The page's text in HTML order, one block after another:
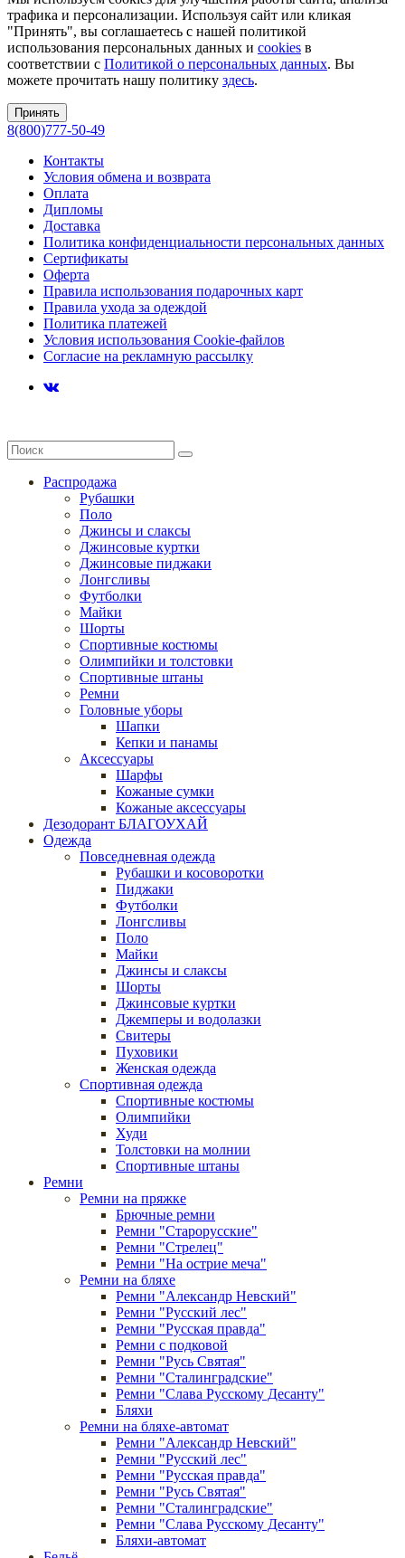
трафика и персонализации. Используя сайт или кликая
"Принять", вы соглашаетесь с нашей политикой
использования персональных данных и cookies в
соответствии с Политикой о персональных данных. Вы
можете прочитать нашу политику здесь.
Принять
8(800)777-50-49
Контакты
Условия обмена и возврата
Оплата
Дипломы
Доставка
Политика конфиденциальности персональных данных
Сертификаты
Оферта
Правила использования подарочных карт
Правила ухода за одеждой
Политика платежей
Условия использования Cookie-файлов
Согласие на рекламную рассылку
Распродажа
Рубашки
Поло
Джинсы и слаксы
Джинсовые куртки
Джинсовые пиджаки
Лонгсливы
Футболки
Майки
Шорты
Спортивные костюмы
Олимпийки и толстовки
Спортивные штаны
Ремни
Головные уборы
Шапки
Кепки и панамы
Аксессуары
Шарфы
Кожаные сумки
Кожаные аксессуары
Дезодорант БЛАГОУХАЙ
Одежда
Повседневная одежда
Рубашки и косоворотки
Пиджаки
Футболки
Лонгсливы
Поло
Майки
Джинсы и слаксы
Шорты
Джинсовые куртки
Джемперы и водолазки
Свитеры
Пуховики
Женская одежда
Спортивная одежда
Спортивные костюмы
Олимпийки
Худи
Толстовки на молнии
Спортивные штаны
Ремни
Ремни на пряжке
Брючные ремни
Ремни "Старорусские"
Ремни "Стрелец"
Ремни "На острие меча"
Ремни на бляхе
Ремни "Александр Невский"
Ремни "Русский лес"
Ремни "Русская правда"
Ремни с подковой
Ремни "Русь Святая"
Ремни "Сталинградские"
Ремни "Слава Русскому Десанту"
Бляхи
Ремни на бляхе-автомат
Ремни "Александр Невский"
Ремни "Русский лес"
Ремни "Русская правда"
Ремни "Русь Святая"
Ремни "Сталинградские"
Ремни "Слава Русскому Десанту"
Бляхи-автомат